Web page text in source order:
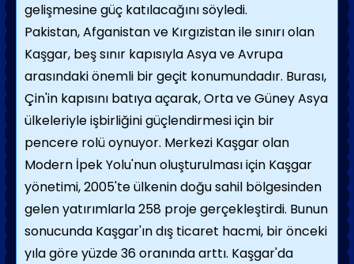
gelişmesine güç katılacağını söyledi.
Pakistan, Afganistan ve Kırgızistan ile sınırı olan
Kaşgar, beş sınır kapısıyla Asya ve Avrupa
arasındaki önemli bir geçit konumundadır. Burası,
Çin'in kapısını batıya açarak, Orta ve Güney Asya
ülkeleriyle işbirliğini güçlendirmesi için bir
pencere rolü oynuyor. Merkezi Kaşgar olan
Modern İpek Yolu'nun oluşturulması için Kaşgar
yönetimi, 2005'te ülkenin doğu sahil bölgesinden
gelen yatırımlarla 258 proje gerçekleştirdi. Bunun
sonucunda Kaşgar'ın dış ticaret hacmi, bir önceki
yıla göre yüzde 36 oranında arttı. Kaşgar'da